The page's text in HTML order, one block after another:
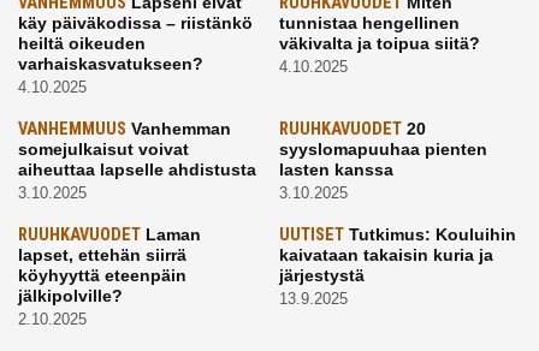
käy päiväkodissa – riistänkö
heiltä oikeuden
varhaiskasvatukseen?
4.10.2025
tunnistaa hengellinen
väkivalta ja toipua siitä?
4.10.2025
VANHEMMUUS Vanhemman
somejulkaisut voivat
aiheuttaa lapselle ahdistusta
3.10.2025
RUUHKAVUODET20
syyslomapuuhaa pienten
lasten kanssa
3.10.2025
RUUHKAVUODET Laman
lapset, ettehän siirrä
köyhyyttä eteenpäin
jälkipolville?
2.10.2025
UUTISETTutkimus: Kouluihin
kaivataan takaisin kuria ja
järjestystä
13.9.2025